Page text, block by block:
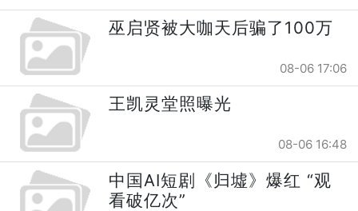
巫启贤被大咖天后骗了100万
08-06 17:06
王凯灵堂照曝光
08-06 16:48
中国AI短剧《归墟》爆红 “观
看破亿次”